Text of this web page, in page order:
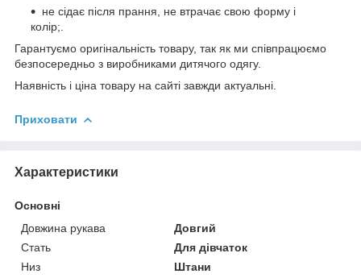
не сідає після прання, не втрачає свою форму і
колір;.
Гарантуємо оригінальність товару, так як ми співпрацюємо
безпосередньо з виробниками дитячого одягу.
Наявність і ціна товару на сайті завжди актуальні.
Приховати
Характеристики
Основні
Довжина рукава
Довгий
Стать
Для дівчаток
Низ
Штани